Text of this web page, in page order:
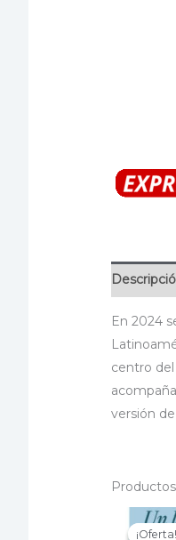
En 2024
centro del
versión
¡Oferta!
¡Oferta!